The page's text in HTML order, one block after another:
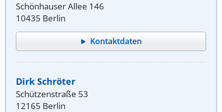
Schönhauser Allee 146
10435 Berlin
Kontaktdaten
Dirk Schröter
Schützenstraße 53
12165 Berlin